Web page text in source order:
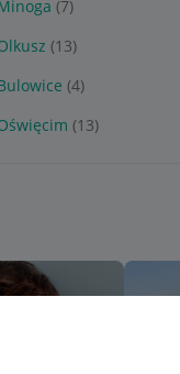
(7)
(13)
(4)
(13)